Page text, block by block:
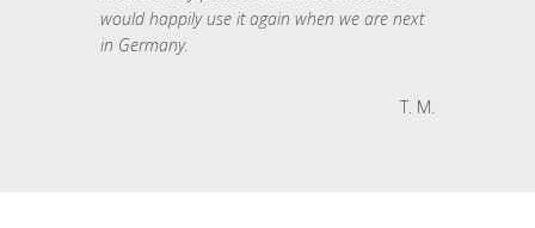
would happily use it again when we are next
in Germany.
T. M.